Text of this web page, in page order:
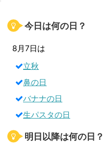
今日は何の日？
8月7日は
立秋
鼻の日
バナナの日
生パスタの日
明日以降は何の日？